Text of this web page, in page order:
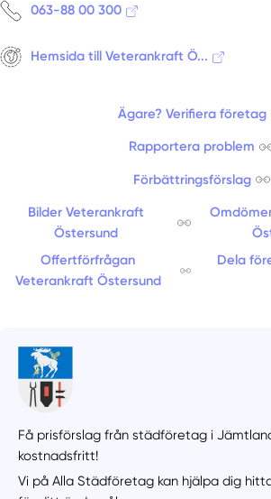
063-88 00 300
Hemsida till Veterankraft Ö...
Ägare? Verifiera företag
Rapportera problem
Förbättringsförslag
Bilder Veterankraft
Östersund
Offertförfrågan
Veterankraft Östersund
Dela
Få prisförslag från städföretag i
kostnadsfritt!
Vi på Alla Städföretag kan hjälpa dig